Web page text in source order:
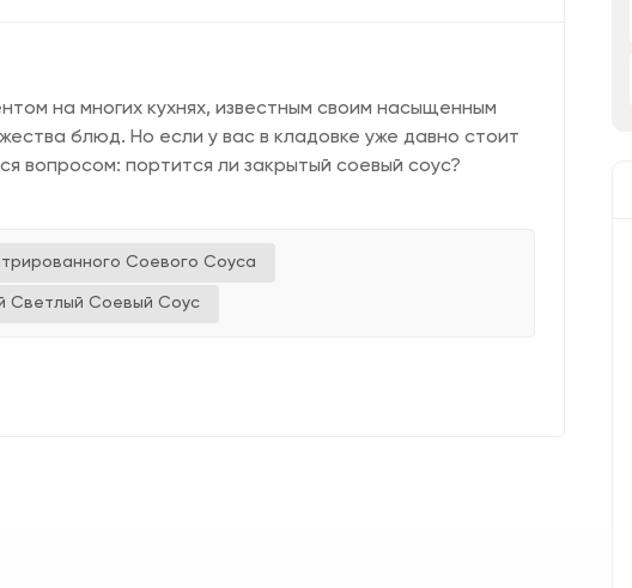
на многих кухнях, известным своим насыщенным
блюд. Но если у вас в кладовке уже давно стоит
вопросом: портится ли закрытый соевый соус?
Соевого Соуса
Светлый Соевый Соус